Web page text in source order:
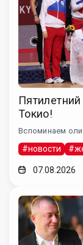
Токио!
Вспоминаем
#новости
07.08.2026